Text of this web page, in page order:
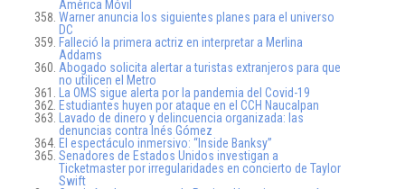
América Móvil
Warner anuncia los siguientes planes para el universo
DC
Falleció la primera actriz en interpretar a Merlina
Addams
Abogado solicita alertar a turistas extranjeros para que
no utilicen el Metro
La OMS sigue alerta por la pandemia del Covid-19
Estudiantes huyen por ataque en el CCH Naucalpan
Lavado de dinero y delincuencia organizada: las
denuncias contra Inés Gómez
El espectáculo inmersivo: “Inside Banksy”
Senadores de Estados Unidos investigan a
Ticketmaster por irregularidades en concierto de Taylor
Swift